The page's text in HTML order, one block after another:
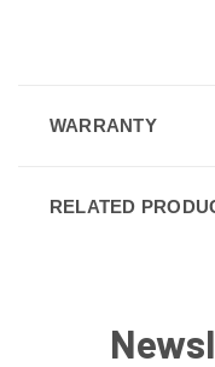
WARRANTY
RELATED